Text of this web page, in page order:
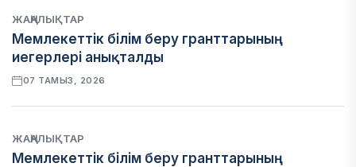
ЖАҢАЛЫҚТАР
Мемлекеттік білім беру гранттарының
иегерлері анықталды
07 ТАМЫЗ, 2026
ЖАҢАЛЫҚТАР
Мемлекеттік білім беру гранттарының